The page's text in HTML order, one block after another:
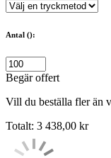
Antal ():
Begär offert
Vill du beställa fler än
Totalt: 3 438,00 kr